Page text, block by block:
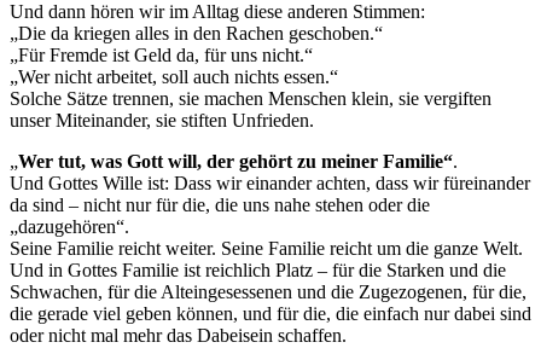
Und dann hören wir im Alltag diese anderen Stimmen:
„Die da kriegen alles in den Rachen geschoben.“
„Für Fremde ist Geld da, für uns nicht.“
„Wer nicht arbeitet, soll auch nichts essen.“
Solche Sätze trennen, sie machen Menschen klein, sie vergiften
unser Miteinander, sie stiften Unfrieden.
„Wer tut, was Gott will, der gehört zu meiner Familie“.
Und Gottes Wille ist: Dass wir einander achten, dass wir füreinander
da sind – nicht nur für die, die uns nahe stehen oder die
„dazugehören“.
Seine Familie reicht weiter. Seine Familie reicht um die ganze Welt.
Und in Gottes Familie ist reichlich Platz – für die Starken und die
Schwachen, für die Alteingesessenen und die Zugezogenen, für die,
die gerade viel geben können, und für die, die einfach nur dabei sind
oder nicht mal mehr das Dabeisein schaffen.